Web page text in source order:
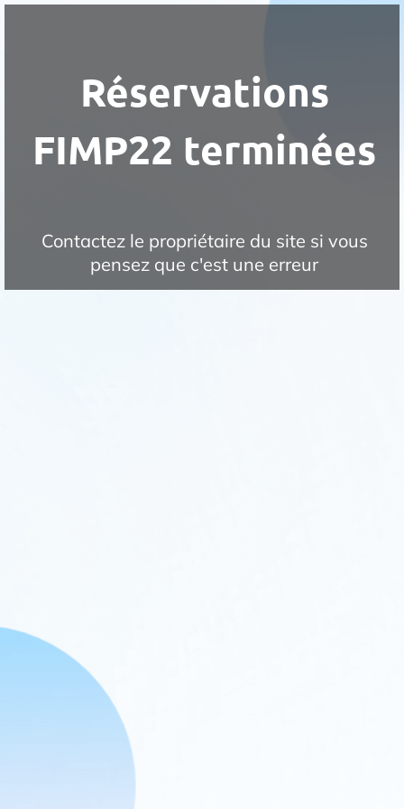
Réservations
FIMP22 terminées
Contactez le propriétaire du site si vous
pensez que c'est une erreur